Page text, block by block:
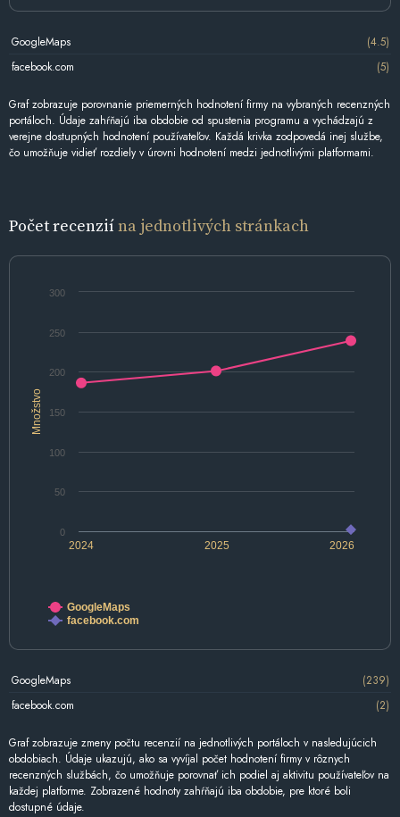
GoogleMaps
(4.5)
facebook.com
(5)
Graf zobrazuje porovnanie priemerných hodnotení firmy na vybraných recenzných
portáloch. Údaje zahŕňajú iba obdobie od spustenia programu a vychádzajú z
verejne dostupných hodnotení používateľov. Každá krivka zodpovedá inej službe,
čo umožňuje vidieť rozdiely v úrovni hodnotení medzi jednotlivými platformami.
Počet recenziína jednotlivých stránkach
Množstvo
2024 2025 2026
0
50
100
150
200
250
300
GoogleMaps
facebook.com
GoogleMaps
(239)
facebook.com
(2)
Graf zobrazuje zmeny počtu recenzií na jednotlivých portáloch v nasledujúcich
obdobiach. Údaje ukazujú, ako sa vyvíjal počet hodnotení firmy v rôznych
recenzných službách, čo umožňuje porovnať ich podiel aj aktivitu používateľov na
každej platforme. Zobrazené hodnoty zahŕňajú iba obdobie, pre ktoré boli
dostupné údaje.